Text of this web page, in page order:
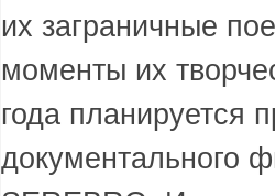
их заграничные
моменты их
года планируется
документального